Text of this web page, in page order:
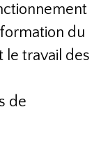
du
le travail des
de